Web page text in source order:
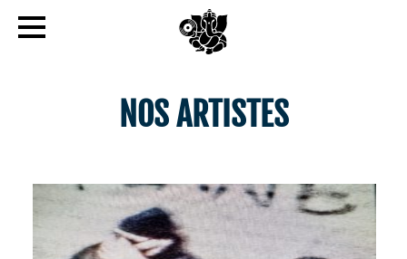
NOS ARTISTES